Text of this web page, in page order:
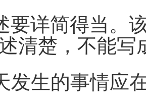
要详简得当。
清楚，不能写
发生的事情应